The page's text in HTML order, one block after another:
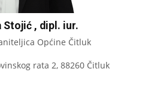
Stojić , dipl. iur.
Općine Čitluk
rata 2, 88260 Čitluk